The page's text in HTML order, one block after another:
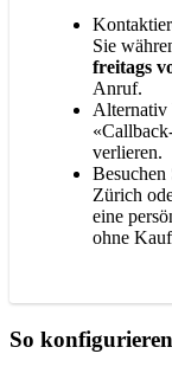
Sie
freitags
Anruf.
Alternativ
verlieren.
Zürich
eine
ohne
So